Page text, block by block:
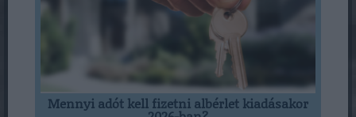
Mennyi adót kell fizetni albérlet kiadásakor